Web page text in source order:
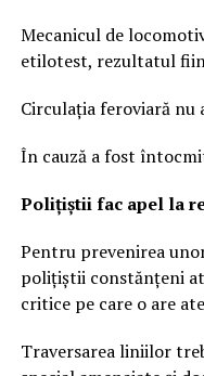
Mecanicul de
etilotest, rezultatul
Circulația feroviară nu
În cauză a fost
Polițiștii fac apel la
Pentru prevenirea
polițiștii constănțeni
critice pe care o are
Traversarea liniilor